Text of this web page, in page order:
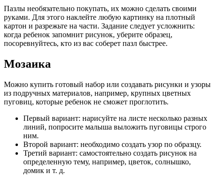
Пазлы необязательно покупать, их можно сделать своими
руками. Для этого наклейте любую картинку на плотный
картон и разрежьте на части. Задание следует усложнить:
когда ребенок запомнит рисунок, уберите образец,
посоревнуйтесь, кто из вас соберет пазл быстрее.
Мозаика
Можно купить готовый набор или создавать рисунки и узоры
из подручных материалов, например, крупных цветных
пуговиц, которые ребенок не сможет проглотить.
Первый вариант: нарисуйте на листе несколько разных
линий, попросите малыша выложить пуговицы строго
ним.
Второй вариант: необходимо создать узор по образцу.
Третий вариант: самостоятельно создать рисунок на
определенную тему, например, цветок, солнышко,
домик и т. д.